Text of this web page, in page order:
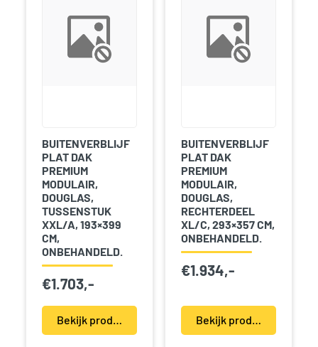
BUITENVERBLIJF
PLAT DAK
PREMIUM
MODULAIR,
DOUGLAS,
TUSSENSTUK
XXL/A, 193×399
CM,
ONBEHANDELD.
€1.703,-
Bekijk product(en)
BUITENVERBLIJF
PLAT DAK
PREMIUM
MODULAIR,
DOUGLAS,
RECHTERDEEL
XL/C, 293×357 CM,
ONBEHANDELD.
€1.934,-
Bekijk product(en)